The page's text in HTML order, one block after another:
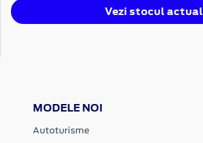
Vezi stocul actual
MODELE NOI
Autoturisme